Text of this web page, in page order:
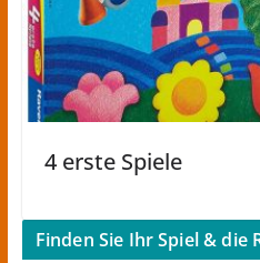
4 erste Spiele
Finden Sie Ihr Spiel & die